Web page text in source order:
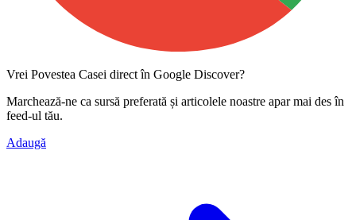
Vrei Povestea Casei direct în Google Discover?
Marchează-ne ca sursă preferată și articolele noastre apar mai des în
feed-ul tău.
Adaugă